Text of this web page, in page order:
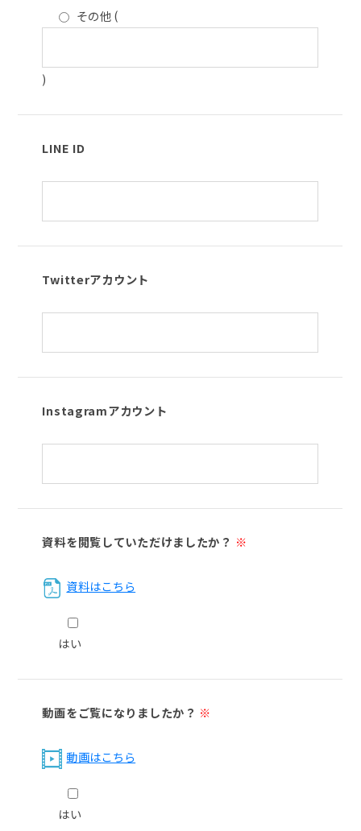
その他(
)
LINE ID
Twitterアカウント
Instagramアカウント
資料を閲覧していただけましたか？ ※
資料はこちら
はい
動画をご覧になりましたか？ ※
動画はこちら
はい